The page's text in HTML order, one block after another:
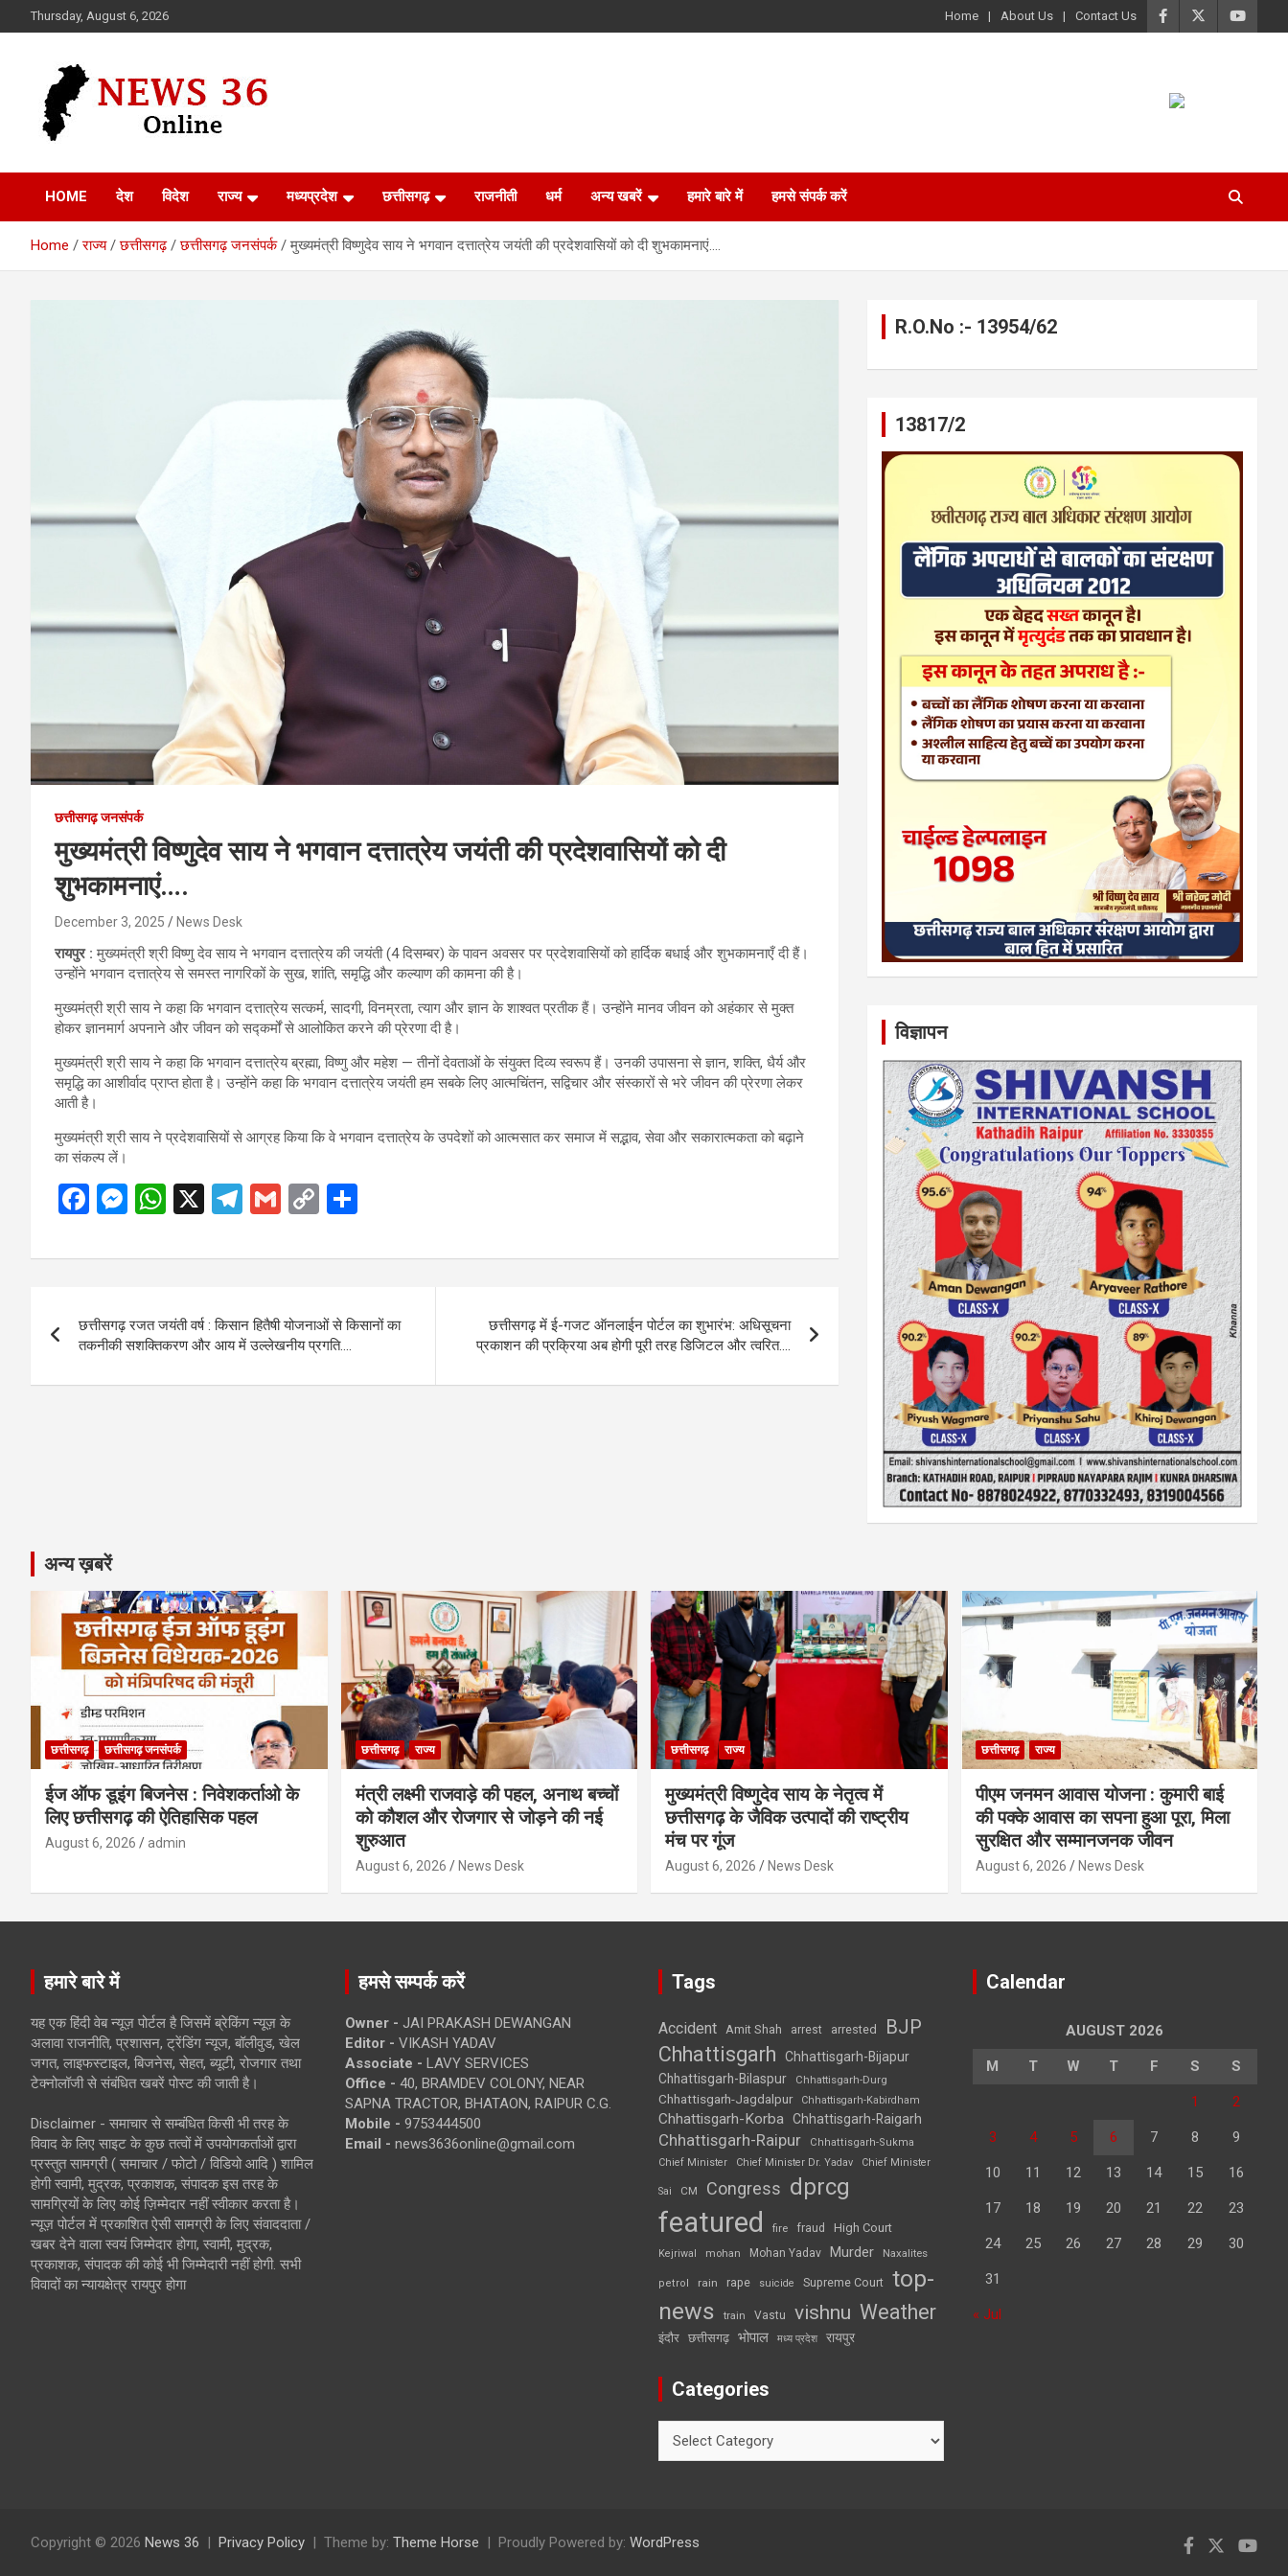
to
Thursday, August 6, 2026 Home About Us Contact Us
News 36
HOME देश विदेश राज्य मध्यप्रदेश छत्तीसगढ़ राजनीती धर्म अन्य खबरें हमारे बारे में हमसे संपर्क करें
Home राज्य छत्तीसगढ़ छत्तीसगढ़ जनसंपर्क मुख्यमंत्री विष्णुदेव साय ने भगवान दत्तात्रेय जयंती की प्रदेशवासियों को दी शुभकामनाएं….
छत्तीसगढ़ जनसंपर्क
मुख्यमंत्री विष्णुदेव साय ने भगवान दत्तात्रेय जयंती की प्रदेशवासियों को दी
शुभकामनाएं….
December 3, 2025 News Desk
रायपुर :मुख्यमंत्री श्री विष्णु देव साय ने भगवान दत्तात्रेय की जयंती (4 दिसम्बर) के पावन अवसर पर प्रदेशवासियों को हार्दिक बधाई और शुभकामनाएँ दी हैं।
उन्होंने भगवान दत्तात्रेय से समस्त नागरिकों के सुख, शांति, समृद्धि और कल्याण की कामना की है।
मुख्यमंत्री श्री साय ने कहा कि भगवान दत्तात्रेय सत्कर्म, सादगी, विनम्रता, त्याग और ज्ञान के शाश्वत प्रतीक हैं। उन्होंने मानव जीवन को अहंकार से मुक्त
होकर ज्ञानमार्ग अपनाने और जीवन को सद्कर्मों से आलोकित करने की प्रेरणा दी है।
मुख्यमंत्री श्री साय ने कहा कि भगवान दत्तात्रेय ब्रह्मा, विष्णु और महेश — तीनों देवताओं के संयुक्त दिव्य स्वरूप हैं। उनकी उपासना से ज्ञान, शक्ति, धैर्य और
समृद्धि का आशीर्वाद प्राप्त होता है। उन्होंने कहा कि भगवान दत्तात्रेय जयंती हम सबके लिए आत्मचिंतन, सद्विचार और संस्कारों से भरे जीवन की प्रेरणा लेकर
आती है।
मुख्यमंत्री श्री साय ने प्रदेशवासियों से आग्रह किया कि वे भगवान दत्तात्रेय के उपदेशों को आत्मसात कर समाज में सद्भाव, सेवा और सकारात्मकता को बढ़ाने
का संकल्प लें।
F
ce
o
o
k
M
se
g
er
W
at
A
p
p
X
T
e
a
m
G
ail
C
py
n
k
ar
navigation
छत्तीसगढ़ रजत जयंती वर्ष : किसान हितैषी योजनाओं से किसानों का
तकनीकी सशक्तिकरण और आय में उल्लेखनीय प्रगति….
छत्तीसगढ़ में ई-गजट ऑनलाईन पोर्टल का शुभारंभ: अधिसूचना
प्रकाशन की प्रक्रिया अब होगी पूरी तरह डिजिटल और त्वरित….
R.O.No :- 13954/62
13817/2
विज्ञापन
अन्य ख़बरें
छत्तीसगढ़ छत्तीसगढ़ जनसंपर्क
ईज ऑफ डूइंग बिजनेस : निवेशकर्ताओ के
लिए छत्तीसगढ़ की ऐतिहासिक पहल
August 6, 2026 admin
छत्तीसगढ़ राज्य
मंत्री लक्ष्मी राजवाड़े की पहल, अनाथ बच्चों
को कौशल और रोजगार से जोड़ने की नई
शुरुआत
August 6, 2026 News Desk
छत्तीसगढ़ राज्य
मुख्यमंत्री विष्णुदेव साय के नेतृत्व में
छत्तीसगढ़ के जैविक उत्पादों की राष्ट्रीय
मंच पर गूंज
August 6, 2026 News Desk
छत्तीसगढ़ राज्य
पीएम जनमन आवास योजना : कुमारी बाई
की पक्के आवास का सपना हुआ पूरा, मिला
सुरक्षित और सम्मानजनक जीवन
August 6, 2026 News Desk
हमारे बारे में
यह एक हिंदी वेब न्यूज़ पोर्टल है जिसमें ब्रेकिंग न्यूज़ के
अलावा राजनीति, प्रशासन, ट्रेंडिंग न्यूज, बॉलीवुड, खेल
जगत, लाइफस्टाइल, बिजनेस, सेहत, ब्यूटी, रोजगार तथा
टेक्नोलॉजी से संबंधित खबरें पोस्ट की जाती है।
Disclaimer - समाचार से सम्बंधित किसी भी तरह के
विवाद के लिए साइट के कुछ तत्वों में उपयोगकर्ताओं द्वारा
प्रस्तुत सामग्री ( समाचार / फोटो / विडियो आदि ) शामिल
होगी स्वामी, मुद्रक, प्रकाशक, संपादक इस तरह के
सामग्रियों के लिए कोई ज़िम्मेदार नहीं स्वीकार करता है।
न्यूज़ पोर्टल में प्रकाशित ऐसी सामग्री के लिए संवाददाता /
खबर देने वाला स्वयं जिम्मेदार होगा, स्वामी, मुद्रक,
प्रकाशक, संपादक की कोई भी जिम्मेदारी नहीं होगी. सभी
विवादों का न्यायक्षेत्र रायपुर होगा
हमसे सम्पर्क करें
Owner - JAI PRAKASH DEWANGAN
Editor - VIKASH YADAV
Associate - LAVY SERVICES
Office - 40, BRAMDEV COLONY, NEAR
SAPNA TRACTOR, BHATAON, RAIPUR C.G.
Mobile - 9753444500
Email - news3636online@gmail.com
Tags
Accident Amit Shah arrest arrested BJP
Chhattisgarh
Chhattisgarh-Bijapur
Chhattisgarh-Bilaspur
Chhattisgarh-Durg
Chhattisgarh-Jagdalpur Chhattisgarh-Kabirdham
Chhattisgarh-Korba Chhattisgarh-Raigarh
Chhattisgarh-Raipur
Chhattisgarh-Sukma
Chief Minister
Chief Minister Dr. Yadav Chief Minister
Sai CM Congress dprcg
featured fire fraud High Court
Kejriwal mohan Mohan Yadav Murder Naxalites
petrol rain rape suicide Supreme Court top-
news
train Vastu vishnu Weather
इंदौर छत्तीसगढ़ भोपाल मध्य प्रदेश रायपुर
Categories
Calendar
AUGUST 2026
M T W T F S S
1 2
3 4 5 6 7 8 9
10 11 12 13 14 15 16
17 18 19 20 21 22 23
24 25 26 27 28 29 30
31
« Jul
Copyright © 2026 News 36 Privacy Policy Theme by: Theme Horse Proudly Powered by: WordPress